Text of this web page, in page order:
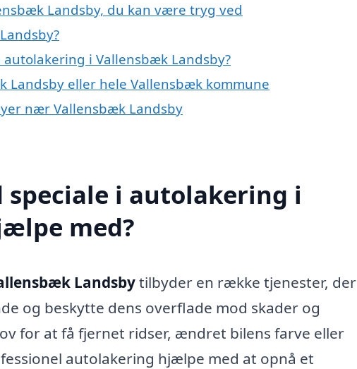
Landsby, du kan være tryg ved
i Vallensbæk Landsby?
Landsby eller hele Vallensbæk kommune
nær Vallensbæk Landsby
i autolakering i
med?
Landsbytilbyder en række tjenester, der
og beskytte dens overflade mod skader og
for at få fjernet ridser, ændret bilens farve eller
autolakering hjælpe med at opnå et